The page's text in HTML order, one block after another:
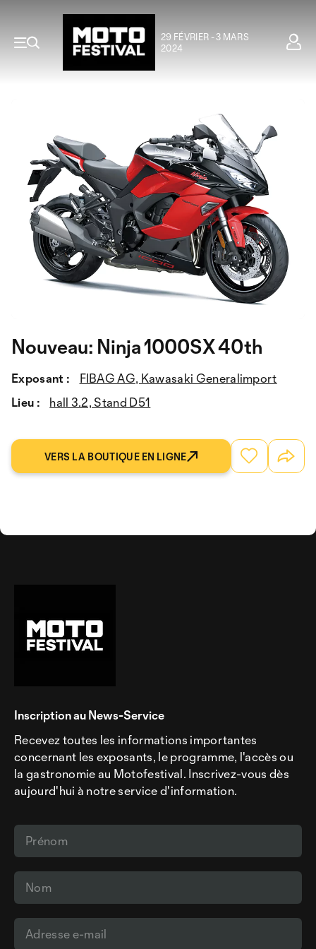
29 FÉVRIER - 3 MARS
2024
Nouveau: Ninja 1000SX 40th
Exposant :
FIBAG AG, Kawasaki Generalimport
Lieu :
hall 3.2, Stand D51
VERS LA BOUTIQUE EN LIGNE
Inscription au News-Service
Recevez toutes les informations importantes
concernant les exposants, le programme, l'accès ou
la gastronomie au Motofestival. Inscrivez-vous dès
aujourd'hui à notre service d'information.